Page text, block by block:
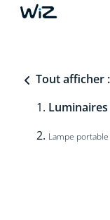
Tout afficher
Luminaires
Lampe